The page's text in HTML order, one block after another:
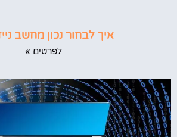
איך לבחור נכון מחשב
לפרטים »